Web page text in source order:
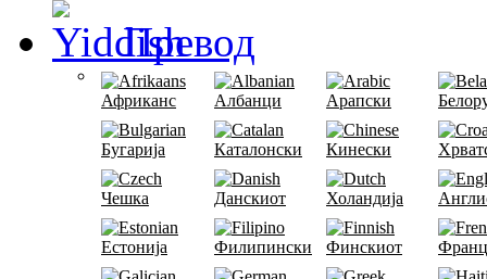
Превод
Африканс Албанци Арапски
Бугарија Каталонски Кинески
Чешка Данскиот Холандија
Естонија Филипински Финскиот